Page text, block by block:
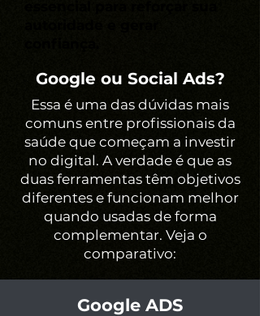
Google ou Social Ads?
Essa é uma das dúvidas mais
comuns entre profissionais da
saúde que começam a investir
no digital. A verdade é que as
duas ferramentas têm objetivos
diferentes e funcionam melhor
quando usadas de forma
complementar. Veja o
comparativo:
Google ADS